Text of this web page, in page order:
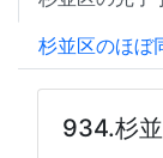
杉並区のほぼ
934.杉